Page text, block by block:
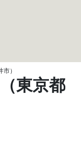
）
東京都